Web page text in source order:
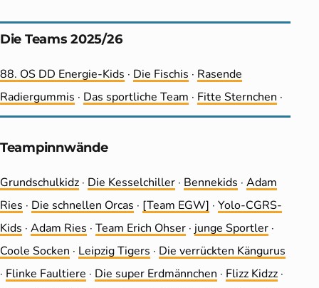
Die Teams 2025/26
88. OS DD Energie-Kids · Die Fischis · Rasende
Radiergummis · Das sportliche Team · Fitte Sternchen ·
Teampinnwände
Grundschulkidz · Die Kesselchiller · Bennekids · Adam
Ries · Die schnellen Orcas · [Team EGW] · Yolo-CGRS-
Kids · Adam Ries · Team Erich Ohser · junge Sportler ·
Coole Socken · Leip­zig Tigers · Die ver­rückten Kängurus
· Flinke Faultiere · Die super Erdmännchen · Flizz Kidzz ·